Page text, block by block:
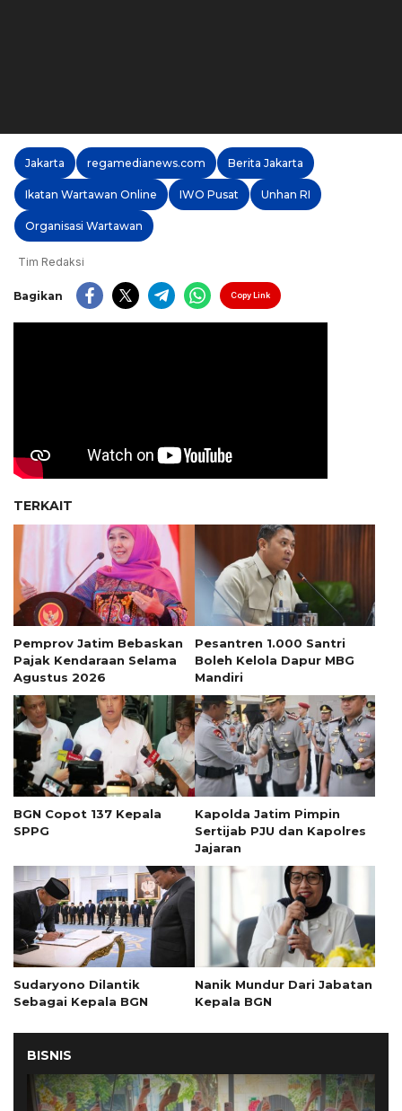
Jakarta regamedianews.com Berita Jakarta
Ikatan Wartawan Online IWO Pusat Unhan RI
Organisasi Wartawan
Tim Redaksi
Bagikan Copy Link
TERKAIT
Pemprov Jatim Bebaskan
Pajak Kendaraan Selama
Agustus 2026
Pesantren 1.000 Santri
Boleh Kelola Dapur MBG
Mandiri
BGN Copot 137 Kepala
SPPG
Kapolda Jatim Pimpin
Sertijab PJU dan Kapolres
Jajaran
Sudaryono Dilantik
Sebagai Kepala BGN
Nanik Mundur Dari Jabatan
Kepala BGN
BISNIS